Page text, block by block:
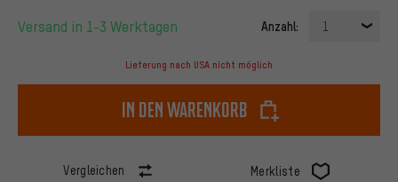
Versand in 1-3 Werktagen Anzahl: 1
Lieferung nach USA nicht möglich
In den Warenkorb
Vergleichen Merkliste